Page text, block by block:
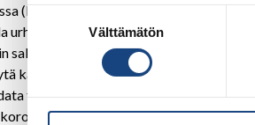
Suostumuksen
valinta
Välttämätön
(käytävät, pukuhuoneet, yhteiset
salin hygieniaohjeistusta. Pese kädet
käsidesiä tarvittaessa myös
turvavälejä.
korona-infektio ja olet käynyt Liikkeen